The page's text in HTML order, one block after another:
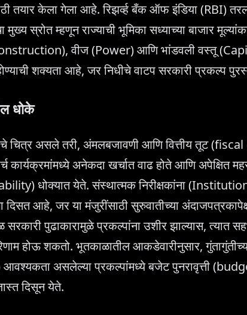
तयार केला गेला आहे. रिझर्व्ह बँक ऑफ इंडिया (RBI)
मुख्य स्रोत म्हणून राज्याची भूमिका सध्याच्या बाजार
वीज (Power) आणि भांडवली वस्तू
शक्यता आहे, जर निधीचे वाटप सरकारी प्रकल्प
धोके
चित्र असले तरी, अंमलबजावणी आणि वित्तीय तूट
कार्यक्रमांमध्ये अनेकदा खर्चात वाढ होते आणि अपेक्षित
धोक्यात येते. संस्थात्मक निरीक्षकांना
दिसत आहे, जर या मंजुरींसाठी सुरुवातीच्या
सरकारी पुढाकारामुळे प्रकल्पांना उशीर झाल्यास, त्यात
होऊ शकतो. भूतकाळातील आकडेवारीनुसार,
असलेल्या प्रकल्पांमध्ये बजेट पुनरावृत्ती
दिसून येते.